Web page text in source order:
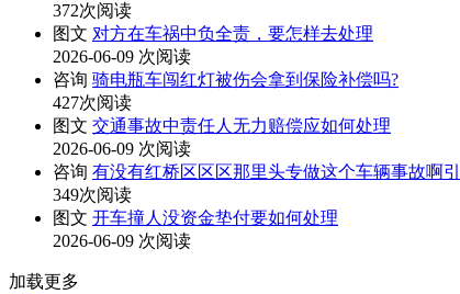
372次阅读
图文 对方在车祸中负全责，要怎样去处理
2026-06-09 次阅读
咨询 骑电瓶车闯红灯被伤会拿到保险补偿吗?
427次阅读
图文 交通事故中责任人无力赔偿应如何处理
2026-06-09 次阅读
咨询 有没有红桥区区区那里头专做这个车辆事故啊
349次阅读
图文 开车撞人没资金垫付要如何处理
2026-06-09 次阅读
加载更多